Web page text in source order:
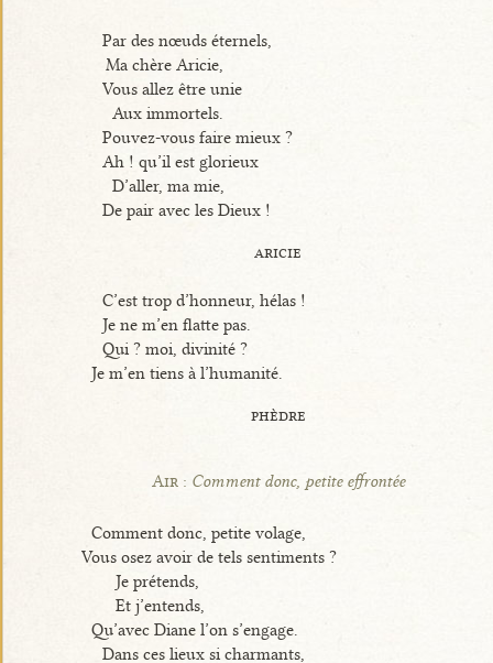
Par des nœuds éternels,
Ma chère Aricie,
Vous allez être unie
Aux immortels.
Pouvez-vous faire mieux ?
Ah ! qu’il est glorieux
D’aller, ma mie,
De pair avec les Dieux !
aricie
C’est trop d’honneur, hélas !
Je ne m’en flatte pas.
Qui ? moi, divinité ?
Je m’en tiens à l’humanité.
phèdre
Air : Comment donc, petite effrontée
Comment donc, petite volage,
Vous osez avoir de tels sentiments ?
Je prétends,
Et j’entends,
Qu’avec Diane l’on s’engage.
Dans ces lieux si charmants,